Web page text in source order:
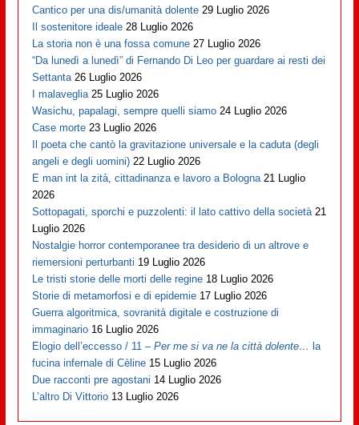
Cantico per una dis/umanità dolente 29 Luglio 2026
Il sostenitore ideale 28 Luglio 2026
La storia non è una fossa comune 27 Luglio 2026
“Da lunedì a lunedì” di Fernando Di Leo per guardare ai resti dei
Settanta 26 Luglio 2026
I malaveglia 25 Luglio 2026
Wasichu, papalagi, sempre quelli siamo 24 Luglio 2026
Case morte 23 Luglio 2026
Il poeta che cantò la gravitazione universale e la caduta (degli
angeli e degli uomini) 22 Luglio 2026
E man int la zità, cittadinanza e lavoro a Bologna 21 Luglio
2026
Sottopagati, sporchi e puzzolenti: il lato cattivo della società 21
Luglio 2026
Nostalgie horror contemporanee tra desiderio di un altrove e
riemersioni perturbanti 19 Luglio 2026
Le tristi storie delle morti delle regine 18 Luglio 2026
Storie di metamorfosi e di epidemie 17 Luglio 2026
Guerra algoritmica, sovranità digitale e costruzione di
immaginario 16 Luglio 2026
Elogio dell’eccesso / 11 –Per me si va ne la città dolente… la
fucina infernale di Cèline 15 Luglio 2026
Due racconti pre agostani 14 Luglio 2026
L’altro Di Vittorio 13 Luglio 2026